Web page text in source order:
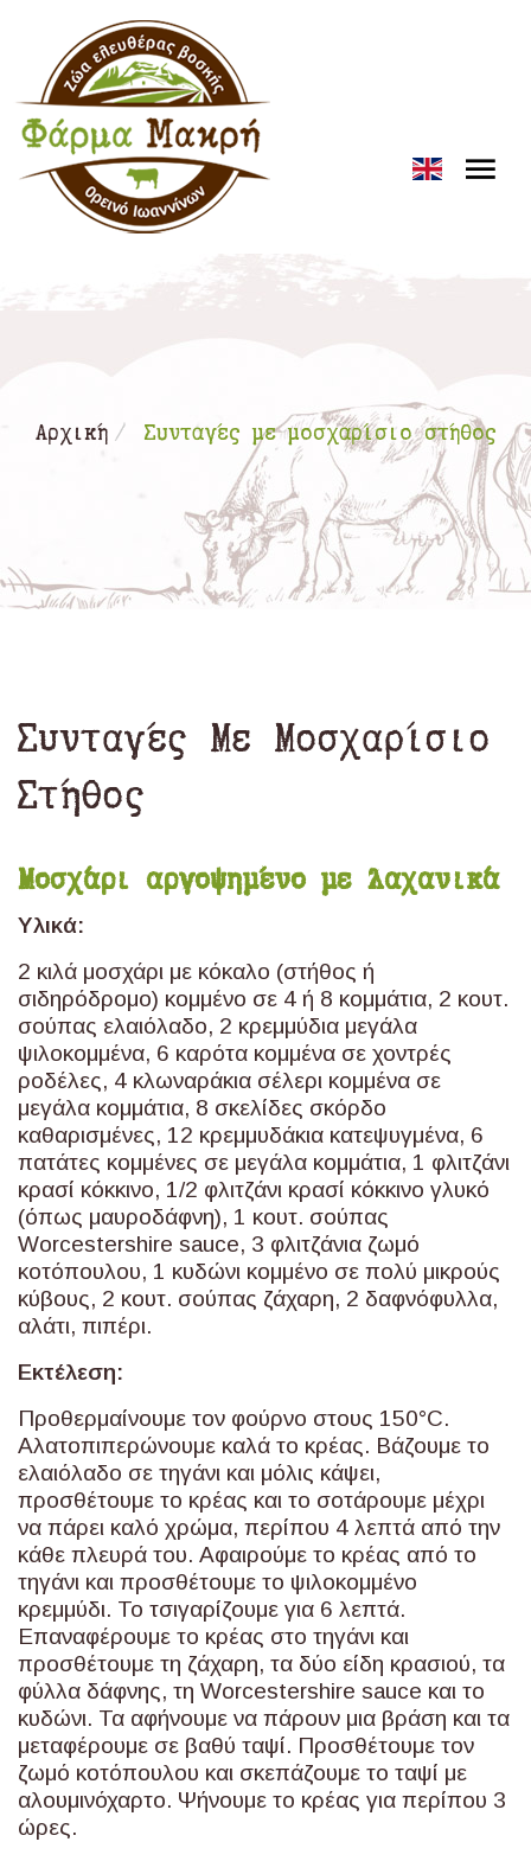
Αρχική Συνταγές με μοσχαρίσιο στήθος
Συνταγές Με Μοσχαρίσιο
Στήθος
Μοσχάρι αργοψημένο με λαχανικά
Υλικά:
2 κιλά μοσχάρι με κόκαλο (στήθος ή
σιδηρόδρομο) κομμένο σε 4 ή 8 κομμάτια, 2 κουτ.
σούπας ελαιόλαδο, 2 κρεμμύδια μεγάλα
ψιλοκομμένα, 6 καρότα κομμένα σε χοντρές
ροδέλες, 4 κλωναράκια σέλερι κομμένα σε
μεγάλα κομμάτια, 8 σκελίδες σκόρδο
καθαρισμένες, 12 κρεμμυδάκια κατεψυγμένα, 6
πατάτες κομμένες σε μεγάλα κομμάτια, 1 φλιτζάνι
κρασί κόκκινο, 1/2 φλιτζάνι κρασί κόκκινο γλυκό
(όπως μαυροδάφνη), 1 κουτ. σούπας
Worcestershire sauce, 3 φλιτζάνια ζωμό
κοτόπουλου, 1 κυδώνι κομμένο σε πολύ μικρούς
κύβους, 2 κουτ. σούπας ζάχαρη, 2 δαφνόφυλλα,
αλάτι, πιπέρι.
Εκτέλεση:
Προθερμαίνουμε τον φούρνο στους 150°C.
Αλατοπιπερώνουμε καλά το κρέας. Βάζουμε το
ελαιόλαδο σε τηγάνι και μόλις κάψει,
προσθέτουμε το κρέας και το σοτάρουμε μέχρι
να πάρει καλό χρώμα, περίπου 4 λεπτά από την
κάθε πλευρά του. Αφαιρούμε το κρέας από το
τηγάνι και προσθέτουμε το ψιλοκομμένο
κρεμμύδι. Το τσιγαρίζουμε για 6 λεπτά.
Επαναφέρουμε το κρέας στο τηγάνι και
προσθέτουμε τη ζάχαρη, τα δύο είδη κρασιού, τα
φύλλα δάφνης, τη Worcestershire sauce και το
κυδώνι. Τα αφήνουμε να πάρουν μια βράση και τα
μεταφέρουμε σε βαθύ ταψί. Προσθέτουμε τον
ζωμό κοτόπουλου και σκεπάζουμε το ταψί με
αλουμινόχαρτο. Ψήνουμε το κρέας για περίπου 3
ώρες.